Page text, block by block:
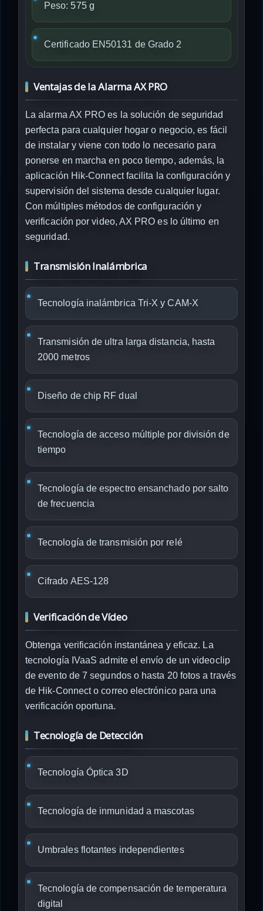
Peso: 575 g
Certificado EN50131 de Grado 2
Ventajas de la Alarma AX PRO
La alarma AX PRO es la solución de seguridad
perfecta para cualquier hogar o negocio, es fácil
de instalar y viene con todo lo necesario para
ponerse en marcha en poco tiempo, además, la
aplicación Hik-Connect facilita la configuración y
supervisión del sistema desde cualquier lugar.
Con múltiples métodos de configuración y
verificación por video, AX PRO es lo último en
seguridad.
Transmisión Inalámbrica
Tecnología inalámbrica Tri-X y CAM-X
Transmisión de ultra larga distancia, hasta
2000 metros
Diseño de chip RF dual
Tecnología de acceso múltiple por división de
tiempo
Tecnología de espectro ensanchado por salto
de frecuencia
Tecnología de transmisión por relé
Cifrado AES-128
Verificación de Vídeo
Obtenga verificación instantánea y eficaz. La
tecnología IVaaS admite el envío de un videoclip
de evento de 7 segundos o hasta 20 fotos a través
de Hik-Connect o correo electrónico para una
verificación oportuna.
Tecnología de Detección
Tecnología Óptica 3D
Tecnología de inmunidad a mascotas
Umbrales flotantes independientes
Tecnología de compensación de temperatura
digital